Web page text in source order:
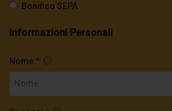
Bonifico SEPA
Informazioni Personali
Nome *